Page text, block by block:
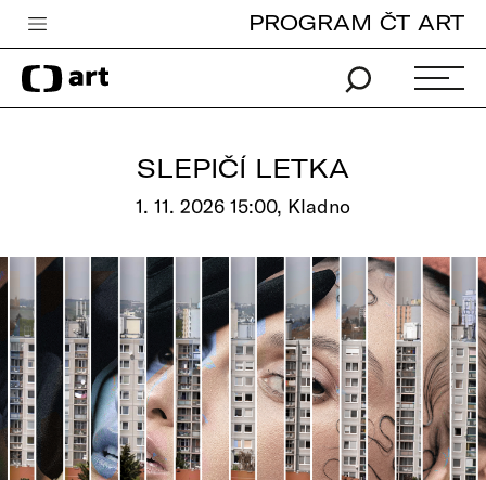
Česká televize
Zpravodajství
Pro děti
edu
Vše o ČT
PROGRAM ČT ART
SLEPIČÍ LETKA
1. 11. 2026 15:00, Kladno